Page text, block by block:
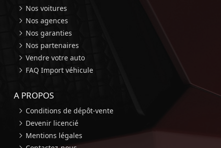
Nos voitures
Nos agences
Nos garanties
Nos partenaires
Vendre votre auto
FAQ Import véhicule
A PROPOS
Conditions de dépôt-vente
Devenir licencié
Mentions légales